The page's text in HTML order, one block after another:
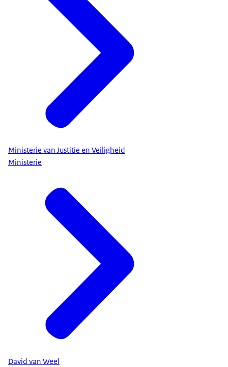
Ministerie van Justitie en Veiligheid
Ministerie
David van Weel